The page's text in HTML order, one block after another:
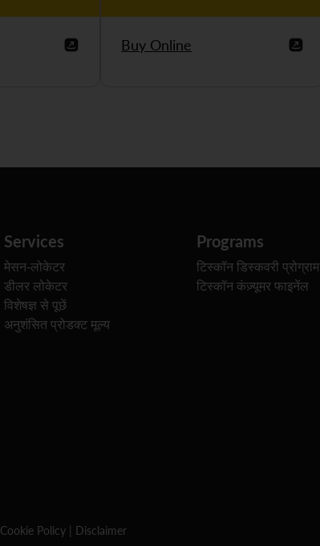
Buy Online
Services
मेसन-लोकेटर
डीलर लोकेटर
विशेषज्ञ से पूछें
अनुशंसित प्रोडक्ट मूल्य
Programs
टिस्कॉन डिस्कवरी प्रोग्राम
टिस्कॉन कंज़्यूमर फाइनेंल
Cookie Policy | Disclaimer